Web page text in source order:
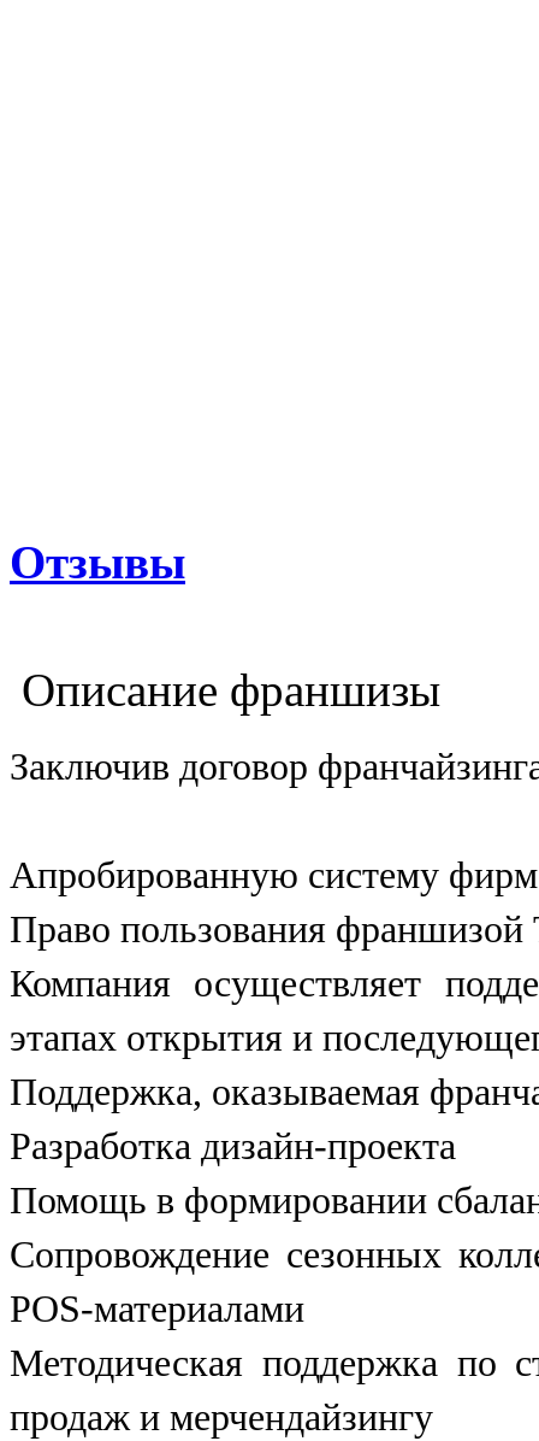
Отзывы
Описание франшизы
Заключив договор
Апробированную систему
Право пользования франшизой
Компания осуществляет
этапах открытия и
Поддержка, оказываемая
Разработка дизайн-проекта
Помощь в формировании
Сопровождение сезонных
POS-материалами
Методическая поддержка по
продаж и мерчендайзингу